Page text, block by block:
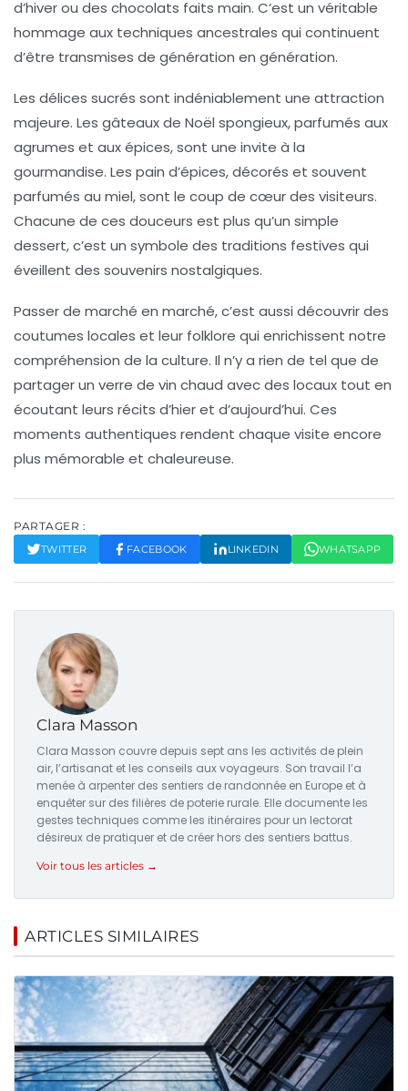
d’hiver ou des chocolats faits main. C’est un véritable
hommage aux techniques ancestrales qui continuent
d’être transmises de génération en génération.
Les délices sucrés sont indéniablement une attraction
majeure. Les gâteaux de Noël spongieux, parfumés aux
agrumes et aux épices, sont une invite à la
gourmandise. Les pain d’épices, décorés et souvent
parfumés au miel, sont le coup de cœur des visiteurs.
Chacune de ces douceurs est plus qu’un simple
dessert, c’est un symbole des traditions festives qui
éveillent des souvenirs nostalgiques.
Passer de marché en marché, c’est aussi découvrir des
coutumes locales et leur folklore qui enrichissent notre
compréhension de la culture. Il n’y a rien de tel que de
partager un verre de vin chaud avec des locaux tout en
écoutant leurs récits d’hier et d’aujourd’hui. Ces
moments authentiques rendent chaque visite encore
plus mémorable et chaleureuse.
PARTAGER :
TWITTER FACEBOOK LINKEDIN WHATSAPP
Clara Masson
Clara Masson couvre depuis sept ans les activités de plein
air, l’artisanat et les conseils aux voyageurs. Son travail l’a
menée à arpenter des sentiers de randonnée en Europe et à
enquêter sur des filières de poterie rurale. Elle documente les
gestes techniques comme les itinéraires pour un lectorat
désireux de pratiquer et de créer hors des sentiers battus.
Voir tous les articles →
ARTICLES SIMILAIRES